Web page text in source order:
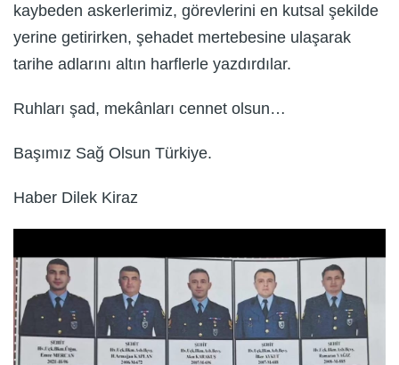
kaybeden askerlerimiz, görevlerini en kutsal şekilde
yerine getirirken, şehadet mertebesine ulaşarak
tarihe adlarını altın harflerle yazdırdılar.
Ruhları şad, mekânları cennet olsun…
Başımız Sağ Olsun Türkiye.
Haber Dilek Kiraz